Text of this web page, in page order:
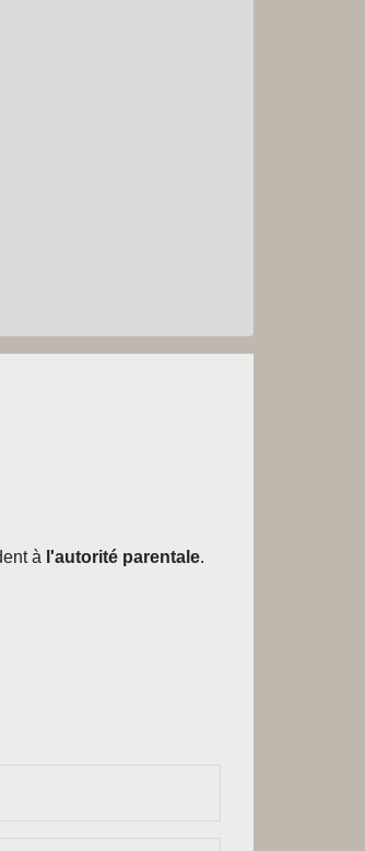
à l'autorité parentale.